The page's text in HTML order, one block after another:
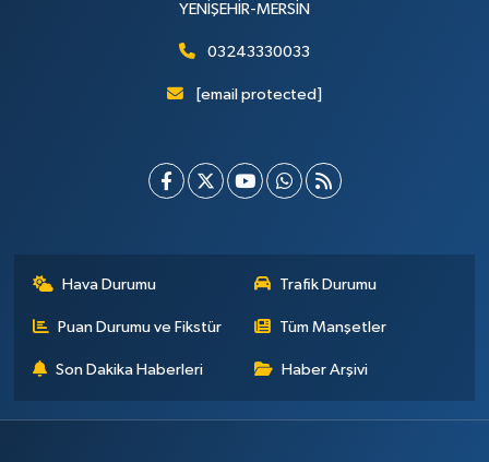
YENİŞEHİR-MERSİN
03243330033
[email protected]
Hava Durumu Trafik Durumu
Puan Durumu ve Fikstür Tüm Manşetler
Son Dakika Haberleri Haber Arşivi